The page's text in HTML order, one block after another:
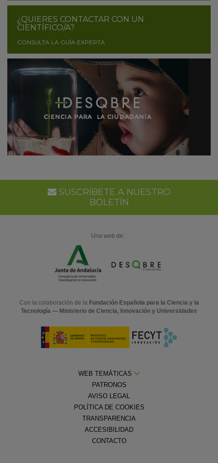
¿QUIERES CONTACTAR CON UN
CIENTÍFICO/A?
CONSULTA LA GUÍA EXPERTA
SUSCRÍBETE A NUESTRO
BOLETÍN
Una web de:
Con la colaboración de la Fundación Española para la Ciencia y la
Tecnología — Ministerio de Ciencia, Innovación y Universidades
WEB TEMÁTICAS
PATRONOS
AVISO LEGAL
POLÍTICA DE COOKIES
TRANSPARENCIA
ACCESIBILIDAD
CONTACTO